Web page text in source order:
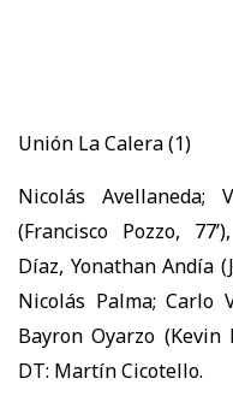
Unión La Calera (1)
Nicolás Avellaneda;
(Francisco Pozzo,
Díaz, Yonathan Andía
Nicolás Palma; Carlo
Bayron Oyarzo (Kevin
DT: Martín Cicotello.